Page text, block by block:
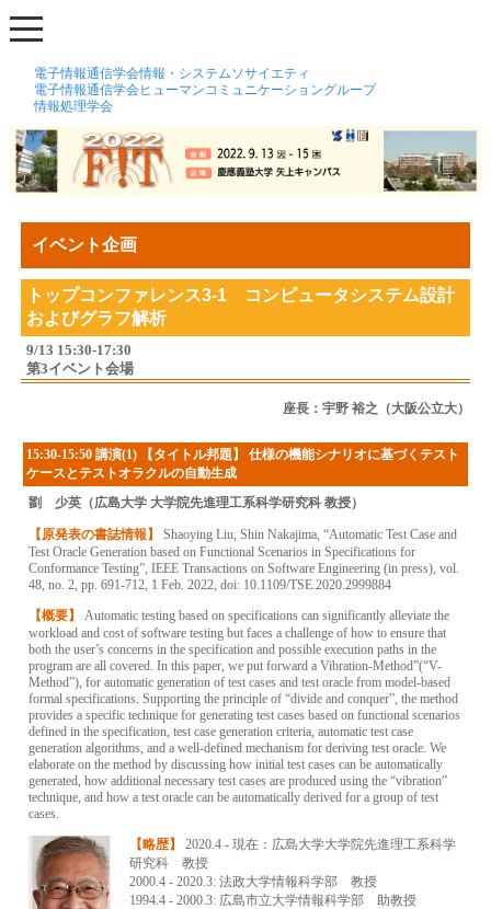
電子情報通信学会情報・システムソサイエティ
電子情報通信学会ヒューマンコミュニケーショングループ
情報処理学会
イベント企画
トップコンファレンス3-1 コンピュータシステム設計
およびグラフ解析
9/13 15:30-17:30
第3イベント会場
座長：宇野 裕之（大阪公立大）
15:30-15:50 講演(1) 【タイトル邦題】 仕様の機能シナリオに基づくテスト
ケースとテストオラクルの自動生成
劉 少英（広島大学 大学院先進理工系科学研究科 教授）
【原発表の書誌情報】
Shaoying Liu, Shin Nakajima, “Automatic Test Case and
Test Oracle Generation based on Functional Scenarios in Specifications for
Conformance Testing”, IEEE Transactions on Software Engineering (in press), vol.
48, no. 2, pp. 691-712, 1 Feb. 2022, doi: 10.1109/TSE.2020.2999884
【概要】
Automatic testing based on specifications can significantly alleviate the
workload and cost of software testing but faces a challenge of how to ensure that
both the user’s concerns in the specification and possible execution paths in the
program are all covered. In this paper, we put forward a Vibration-Method”(“V-
Method”), for automatic generation of test cases and test oracle from model-based
formal specifications. Supporting the principle of “divide and conquer”, the method
provides a specific technique for generating test cases based on functional scenarios
defined in the specification, test case generation criteria, automatic test case
generation algorithms, and a well-defined mechanism for deriving test oracle. We
elaborate on the method by discussing how initial test cases can be automatically
generated, how additional necessary test cases are produced using the “vibration”
technique, and how a test oracle can be automatically derived for a group of test
cases.
【略歴】
2020.4 - 現在：広島大学大学院先進理工系科学
研究科 教授
2000.4 - 2020.3: 法政大学情報科学部 教授
1994.4 - 2000.3: 広島市立大学情報科学部 助教授